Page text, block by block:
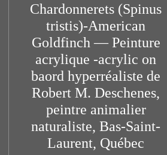
Chardonnerets (Spinus
tristis)-American
Goldfinch — Peinture
acrylique -acrylic on
baord hyperréaliste de
Robert M. Deschenes,
peintre animalier
naturaliste, Bas-Saint-
Laurent, Québec